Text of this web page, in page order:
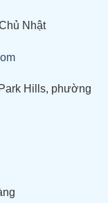
Nhật
Hills, phường